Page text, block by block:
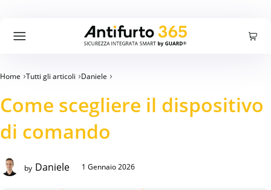
Offerte
Home Tutti gli articoli Daniele
Come scegliere il dispositivo
di comando
by Daniele 1 Gennaio 2026